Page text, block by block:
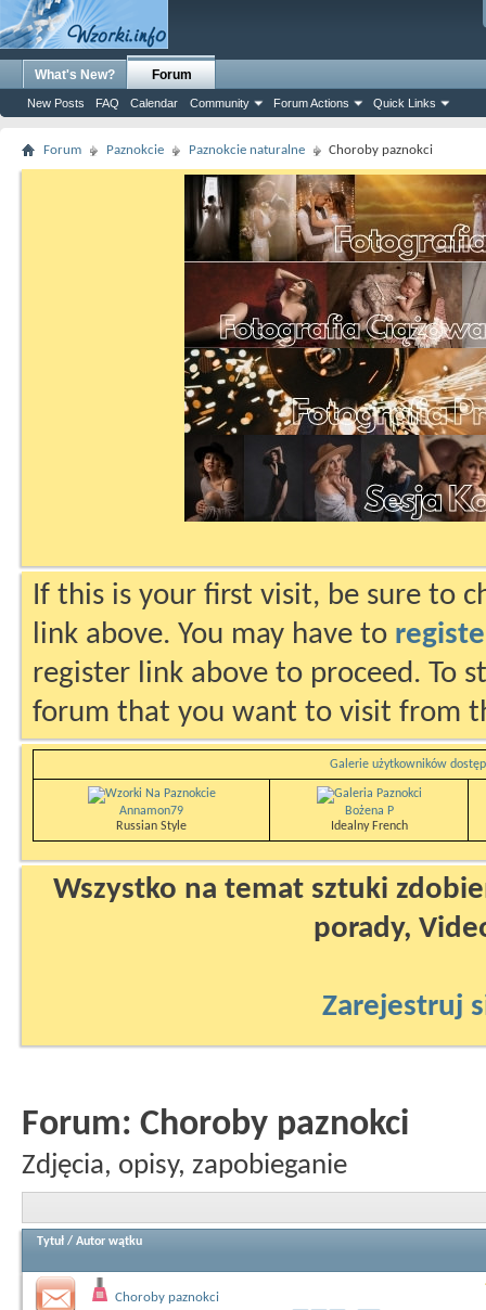
What's New? Forum
New Posts FAQ Calendar Community Forum Actions Quick Links
Forum Paznokcie Paznokcie naturalne Choroby paznokci
If this is your first visit, be sure to
link above. You may have to
register link above to proceed. To
forum that you want to visit from
Galerie użytkowników
Annamon79
Russian Style
Bożena P
Idealny French
Wszystko na temat sztuki
porady,
Zarejestruj
Forum: Choroby paznokci
Zdjęcia, opisy, zapobieganie
Tytuł / Autor wątku
Choroby paznokci